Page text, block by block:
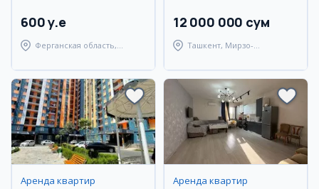
600 y.e
Ферганская область,
12 000 000 сум
Ташкент, Мирзо-
Аренда квартир Аренда квартир